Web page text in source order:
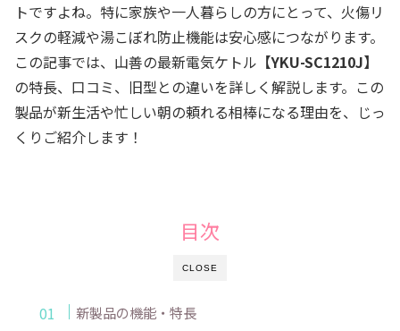
トですよね。特に家族や一人暮らしの方にとって、火傷リ
スクの軽減や湯こぼれ防止機能は安心感につながります。
この記事では、山善の最新電気ケトル 【YKU-SC1210J】
の特長、口コミ、旧型との違いを詳しく解説します。この
製品が新生活や忙しい朝の頼れる相棒になる理由を、じっ
くりご紹介します！
CLOSE
目次
新製品の機能・特長